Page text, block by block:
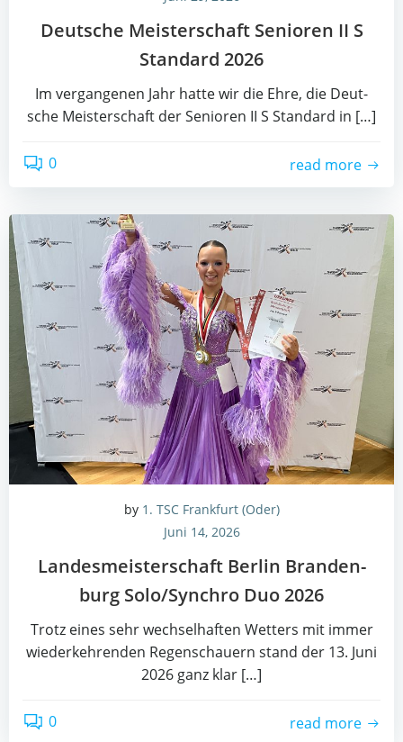
Deut­sche Meis­ter­schaft Senio­ren II S
Stan­dard 2026
Im ver­gan­ge­nen Jahr hat­te wir die Ehre, die Deut­
sche Meis­ter­schaft der Senio­ren II S Stan­dard in […]
0 read more
by 1. TSC Frankfurt (Oder)
Juni 14, 2026
Lan­des­meis­ter­schaft Ber­lin Bran­den­
burg Solo/Synchro Duo 2026
Trotz eines sehr wech­sel­haf­ten Wet­ters mit immer
wie­der­keh­ren­den Regen­schau­ern stand der 13. Juni
2026 ganz klar […]
0 read more